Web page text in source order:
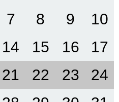
7 8 9 10
14 15 16 17
21 22 23 24